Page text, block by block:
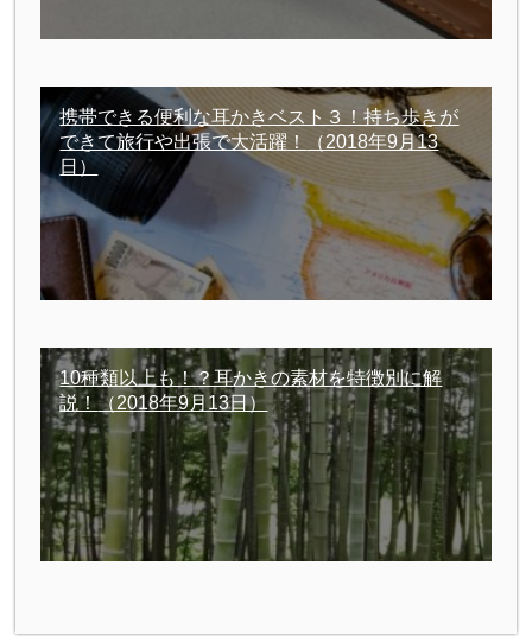
携帯できる便利な耳かきベスト３！持ち歩きが
できて旅行や出張で大活躍！
（2018年9月13
日）
10種類以上も！？耳かきの素材を特徴別に解
説！（2018年9月13日）